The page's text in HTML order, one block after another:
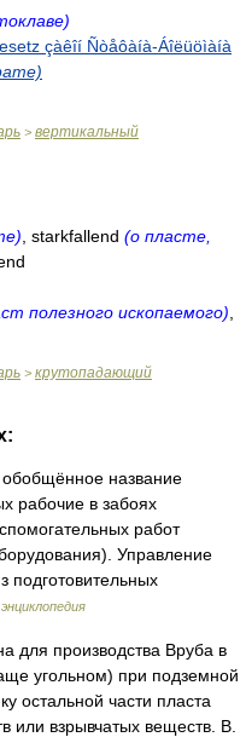
çàêîí Ñòåôàíà-Áîëüöìàíà
> вертикальный
, starkfallend (о пласте,
полезного ископаемого)
> крутопадающий
название
рабочие в забоях
работ
Управление
подготовительных
производства Вруба в
угольном) при подземной
остальной части пласта
или взрывчатых веществ. В.